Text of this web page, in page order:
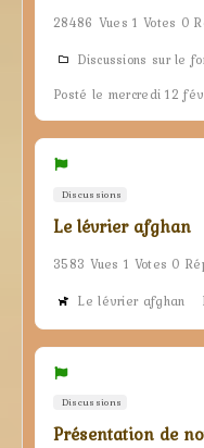
28486 Vues 1 Votes 0
Discussions sur le
Posté le mercredi 12
Discussions
Le lévrier afghan
3583 Vues 1 Votes 0
Le lévrier afghan
Discussions
Présentation de